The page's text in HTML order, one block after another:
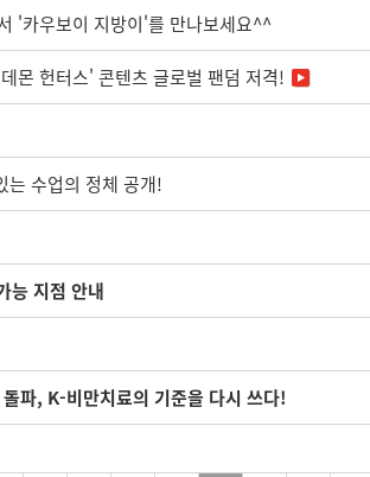
'카우보이 지방이'를 만나보세요^^
몬 헌터스' 콘텐츠 글로벌 팬덤 저격!
는 수업의 정체 공개!
능 지점 안내
파, K-비만치료의 기준을 다시 쓰다!